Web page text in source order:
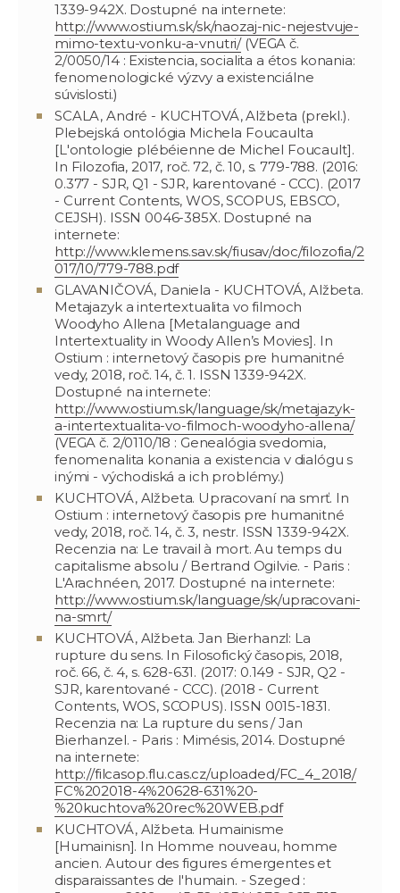
1339-942X. Dostupné na internete:
http://www.ostium.sk/sk/naozaj-nic-nejestvuje-
mimo-textu-vonku-a-vnutri/(VEGA č.
2/0050/14 : Existencia, socialita a étos konania:
fenomenologické výzvy a existenciálne
súvislosti.)
SCALA, André - KUCHTOVÁ, Alžbeta (prekl.).
Plebejská ontológia Michela Foucaulta
[L'ontologie plébéienne de Michel Foucault].
In Filozofia, 2017, roč. 72, č. 10, s. 779-788. (2016:
0.377 - SJR, Q1 - SJR, karentované - CCC). (2017
- Current Contents, WOS, SCOPUS, EBSCO,
CEJSH). ISSN 0046-385X. Dostupné na
internete:
http://www.klemens.sav.sk/fiusav/doc/filozofia/2
017/10/779-788.pdf
GLAVANIČOVÁ, Daniela - KUCHTOVÁ, Alžbeta.
Metajazyk a intertextualita vo filmoch
Woodyho Allena [Metalanguage and
Intertextuality in Woody Allen’s Movies]. In
Ostium : internetový časopis pre humanitné
vedy, 2018, roč. 14, č. 1. ISSN 1339-942X.
Dostupné na internete:
http://www.ostium.sk/language/sk/metajazyk-
a-intertextualita-vo-filmoch-woodyho-allena/
(VEGA č. 2/0110/18 : Genealógia svedomia,
fenomenalita konania a existencia v dialógu s
inými - východiská a ich problémy.)
KUCHTOVÁ, Alžbeta. Upracovaní na smrť. In
Ostium : internetový časopis pre humanitné
vedy, 2018, roč. 14, č. 3, nestr. ISSN 1339-942X.
Recenzia na: Le travail à mort. Au temps du
capitalisme absolu / Bertrand Ogilvie. - Paris :
L'Arachnéen, 2017. Dostupné na internete:
http://www.ostium.sk/language/sk/upracovani-
na-smrt/
KUCHTOVÁ, Alžbeta. Jan Bierhanzl: La
rupture du sens. In Filosofický časopis, 2018,
roč. 66, č. 4, s. 628-631. (2017: 0.149 - SJR, Q2 -
SJR, karentované - CCC). (2018 - Current
Contents, WOS, SCOPUS). ISSN 0015-1831.
Recenzia na: La rupture du sens / Jan
Bierhanzel. - Paris : Mimésis, 2014. Dostupné
na internete:
http://filcasop.flu.cas.cz/uploaded/FC_4_2018/
FC%202018-4%20628-631%20-
%20kuchtova%20rec%20WEB.pdf
KUCHTOVÁ, Alžbeta. Humainisme
[Humainisn]. In Homme nouveau, homme
ancien. Autour des figures émergentes et
disparaissantes de l'humain. - Szeged :